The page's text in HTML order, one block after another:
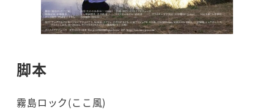
脚本
霧島ロック(ここ風)